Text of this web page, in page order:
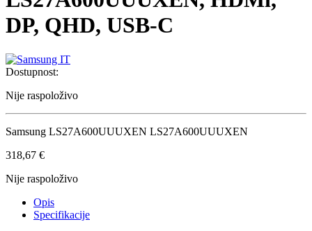
DP, QHD, USB-C
Dostupnost:
Nije raspoloživo
Samsung LS27A600UUUXEN LS27A600UUUXEN
318,67 €
Nije raspoloživo
Opis
Specifikacije